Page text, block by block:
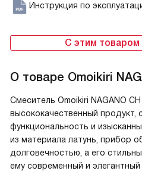
Инструкция по
С этим товаром
О товаре Omoikiri
Смеситель Omoikiri NAGANO
высококачественный продукт,
функциональность и
из материала латунь, прибор
долговечностью, а его
ему современный и элегантный